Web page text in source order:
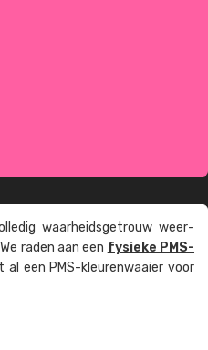
waarheids­­getrouw weer­
raden aan een fysieke PMS-
een PMS-kleuren­waaier voor